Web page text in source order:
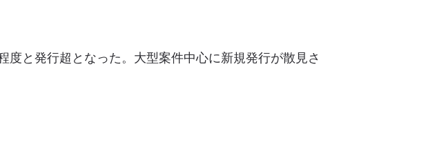
と発行超となった。大型案件中心に新規発行が散見さ